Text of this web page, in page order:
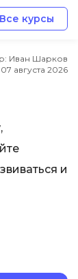
Все курсы
Иван Шарков
07 августа 2026
и